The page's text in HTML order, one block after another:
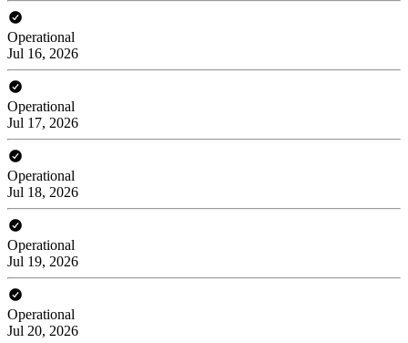
Operational
Jul 16, 2026
Operational
Jul 17, 2026
Operational
Jul 18, 2026
Operational
Jul 19, 2026
Operational
Jul 20, 2026